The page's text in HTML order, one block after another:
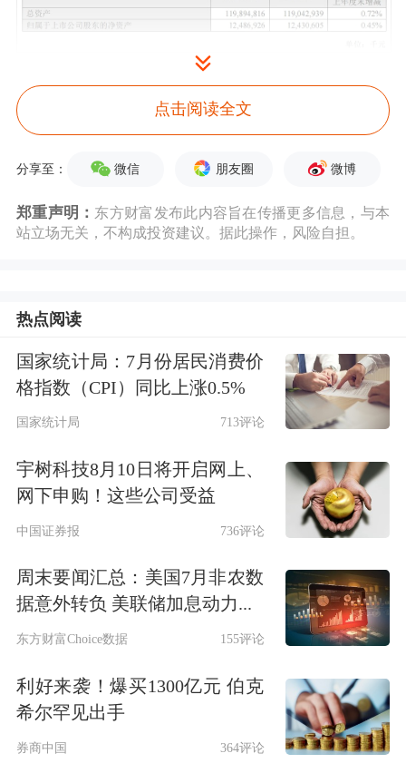
一手抓主业，一手也甩包袱。
7月，苏宁清仓四家家乐福
，处置
亏损资产，后在一家神秘企业的帮助
下，少了5亿元债务；8月，其与家乐福
方和解，支付2.2亿元，结清陈账。
实报表，增加21亿元的“收益”。总资产
1200亿的苏宁易购，渐有起色。
精简瘦身
张近东，对苏宁易购仍有较大影响。他
是公司的第二大股东，担任名誉董事
董事会共有6个非独董席位，苏宁系占
两个位置：
其子张康阳，占有一个席位；现任董事
长、总裁任峻，占一席，他22岁时就进
点击阅读全文
分享至： 微信 朋友圈 微博
郑重声明： 东方财富发布此内容旨在传播更多信息，与本
站立场无关，不构成投资建议。据此操作，风险自担。
热点阅读
国家统计局：7月份居民消费价
格指数（CPI）同比上涨0.5%
国家统计局 713评论
宇树科技8月10日将开启网上、
网下申购！这些公司受益
中国证券报 736评论
周末要闻汇总：美国7月非农数
据意外转负 美联储加息动力...
东方财富Choice数据 155评论
利好来袭！爆买1300亿元 伯克
希尔罕见出手
券商中国 364评论